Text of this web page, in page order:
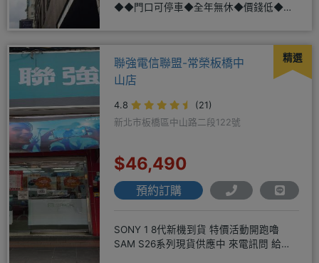
◆◆門口可停車◆全年無休◆價錢低◆服
精選
聯強電信聯盟-常榮板橋中
山店
4.8
(21)
新北市板橋區中山路二段122號
$46,490
預約訂購
SONY 1 8代新機到貨 特價活動開跑嚕
SAM S26系列現貨供應中 來電訊問 給你